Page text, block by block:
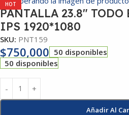
HOT
PANTALLA 23.8″
IPS 1920*1080
SKU: PNT159
$750,000 50 disponibles
50 disponibles
Añadir Al